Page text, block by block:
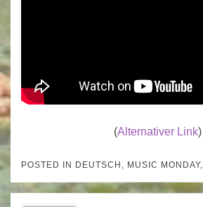
(Alternativer Link)
POSTED IN DEUTSCH , MUSIC MONDAY,